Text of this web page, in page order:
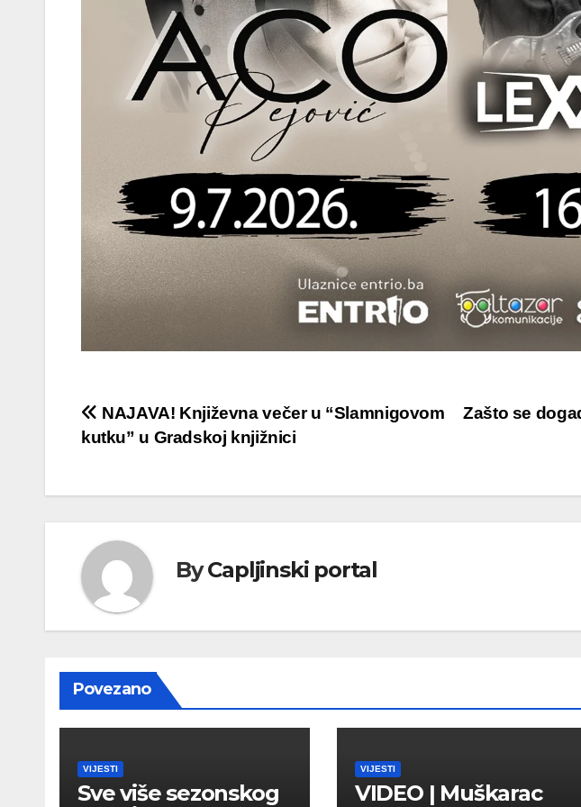
Navigacija
Zašto se
NAJAVA! Književna večer u “Slamnigovom
kutku” u Gradskoj knjižnici
ByCapljinski portal
Povezano
VIJESTI
Sve više sezonskog
VIJESTI
VIDEO | Muškarac